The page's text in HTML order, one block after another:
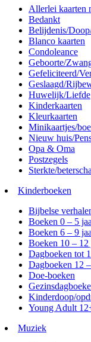
Allerlei kaarten
Bedankt
Belijdenis/
Blanco kaarten
Condoleance
Geboorte/
Gefeliciteerd/
Geslaagd/
Huwelijk/Liefde
Kinderkaarten
Kleurkaarten
Minikaartjes/
Nieuw huis/
Opa & Oma
Postzegels
Sterkte/
Kinderboeken
Bijbelse
Boeken 0 – 5
Boeken 6 – 9
Boeken 10 – 12
Dagboeken tot
Dagboeken 12
Doe-boeken
Kinderdoop/
Young Adult
Muziek